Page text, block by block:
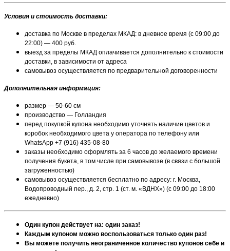
Условия и стоимость доставки:
доставка по Москве в пределах МКАД: в дневное время (с 09:00 до
22:00) — 400 руб.
выезд за пределы МКАД оплачивается дополнительно к стоимости
доставки, в зависимости от адреса
самовывоз осуществляется по предварительной договоренности
Дополнительная информация:
размер — 50-60 см
производство — Голландия
перед покупкой купона необходимо уточнять наличие цветов и
коробок необходимого цвета у оператора по телефону или
WhatsApp +7 (916) 435-08-80
заказы необходимо оформлять за 6 часов до желаемого времени
получения букета, в том числе при самовывозе (в связи с большой
загруженностью)
самовывоз осуществляется бесплатно по адресу: г. Москва,
Водопроводный пер., д. 2, стр. 1 (ст. м. «ВДНХ») (с 09:00 до 18:00
ежедневно)
Один купон действует на: один заказ!
Каждым купоном можно воспользоваться только один раз!
Вы можете получить неограниченное количество купонов себе и